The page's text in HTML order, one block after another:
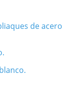
de acero